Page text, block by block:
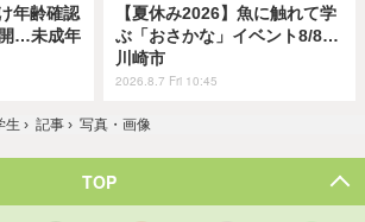
年齢確認
…未成年
【夏休み2026】魚に触れて学
ぶ「おさかな」イベント8/8…
川崎市
2026.8.7 Fri 10:45
生 › 記事 › 写真・画像
TOP